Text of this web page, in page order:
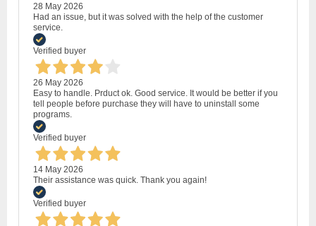
28 May 2026
Had an issue, but it was solved with the help of the customer
service.
Verified buyer
26 May 2026
Easy to handle. Prduct ok. Good service. It would be better if you
tell people before purchase they will have to uninstall some
programs.
Verified buyer
14 May 2026
Their assistance was quick. Thank you again!
Verified buyer